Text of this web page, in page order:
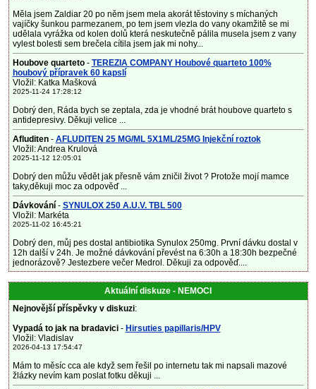
Měla jsem Zaldiar 20 po něm jsem mela akorát těstoviny s míchaných
vajíčky šunkou parmezanem, po tem jsem vlezla do vany okamžitě se mi
udělala vyrážka od kolen dolů která neskutečně pálila musela jsem z vany
vylest bolesti sem brečela cítila jsem jak mi nohy...
Houbove quarteto- TEREZIA COMPANY Houbové quarteto 100%
houbový přípravek 60 kapslí
Vložil: Katka Mašková
2025-11-24 17:28:12
Dobrý den, Ráda bych se zeptala, zda je vhodné brát houbove quarteto s
antidepresivy. Děkuji velice ...
Afluditen- AFLUDITEN 25 MG/ML 5X1ML/25MG Injekční roztok
Vložil: Andrea Krulová
2025-11-12 12:05:01
Dobrý den můžu vědět jak přesně vám zničil život ? Protože mojí mamce
taky,děkuji moc za odpověď ...
Dávkování - SYNULOX 250 A.U.V. TBL 500
Vložil: Markéta
2025-11-02 16:45:21
Dobrý den, můj pes dostal antibiotika Synulox 250mg. První dávku dostal v
12h další v 24h. Je možné dávkování převést na 6:30h a 18:30h bezpečné
jednorázově? Jestezbere večer Medrol. Děkuji za odpověď....
Aktuální diskuze - NEMOCI
Nejnovější příspěvky v diskuzi:
Vypadá to jak na bradavici - Hirsuties papillaris/HPV
Vložil: Vladislav
2026-04-13 17:54:47
Mám to měsíc cca ale když sem řešil po internetu tak mi napsali mazové
žlázky nevím kam poslat fotku děkuji ...